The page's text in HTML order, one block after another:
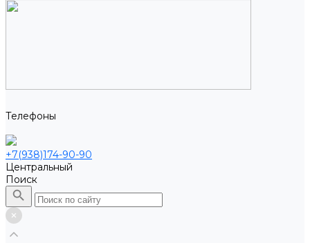
Телефоны
+7(938)174-90-90
Центральный
Поиск